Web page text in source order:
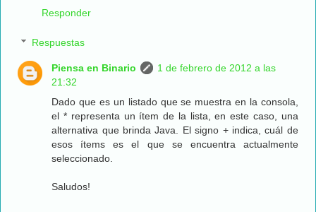
Responder
Respuestas
Piensa en Binario
1 de febrero de 2012 a las
21:32
Dado que es un listado que se muestra en la consola,
el * representa un ítem de la lista, en este caso, una
alternativa que brinda Java. El signo + indica, cuál de
esos ítems es el que se encuentra actualmente
seleccionado.
Saludos!